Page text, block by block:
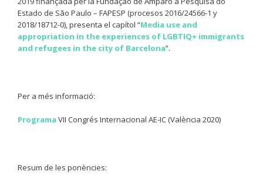
Estado de São Paulo – FAPESP (procesos 2016/24566-1 y
2018/18712-0), presenta el capítol “Media use and
appropriation in the experiences of LGBTIQ+ immigrants
and refugees in the city of Barcelona”.
Per a més informació:
Programa VII Congrés Internacional AE-IC (València 2020)
Resum de les ponències: